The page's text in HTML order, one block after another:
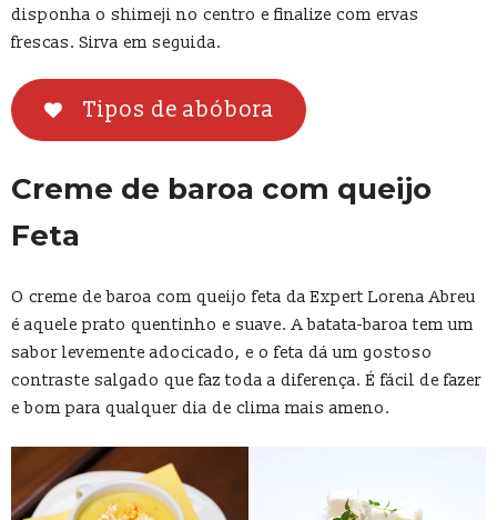
disponha o shimeji no centro e finalize com ervas
frescas. Sirva em seguida.
Tipos de abóbora
Creme de baroa com queijo
Feta
O creme de baroa com queijo feta da Expert Lorena Abreu
é aquele prato quentinho e suave. A batata-baroa tem um
sabor levemente adocicado, e o feta dá um gostoso
contraste salgado que faz toda a diferença. É fácil de fazer
e bom para qualquer dia de clima mais ameno.